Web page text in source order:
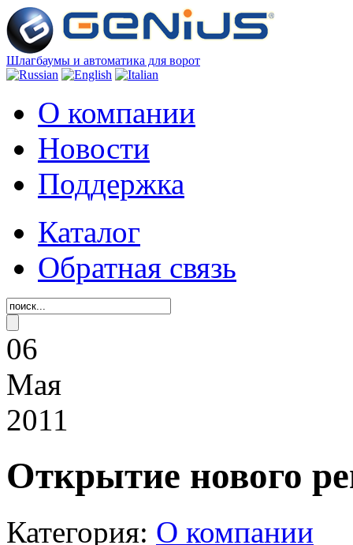
Шлагбаумы и автоматика для ворот
О компании
Новости
Поддержка
Каталог
Обратная связь
06
Мая
2011
Открытие нового
Категория: О компании